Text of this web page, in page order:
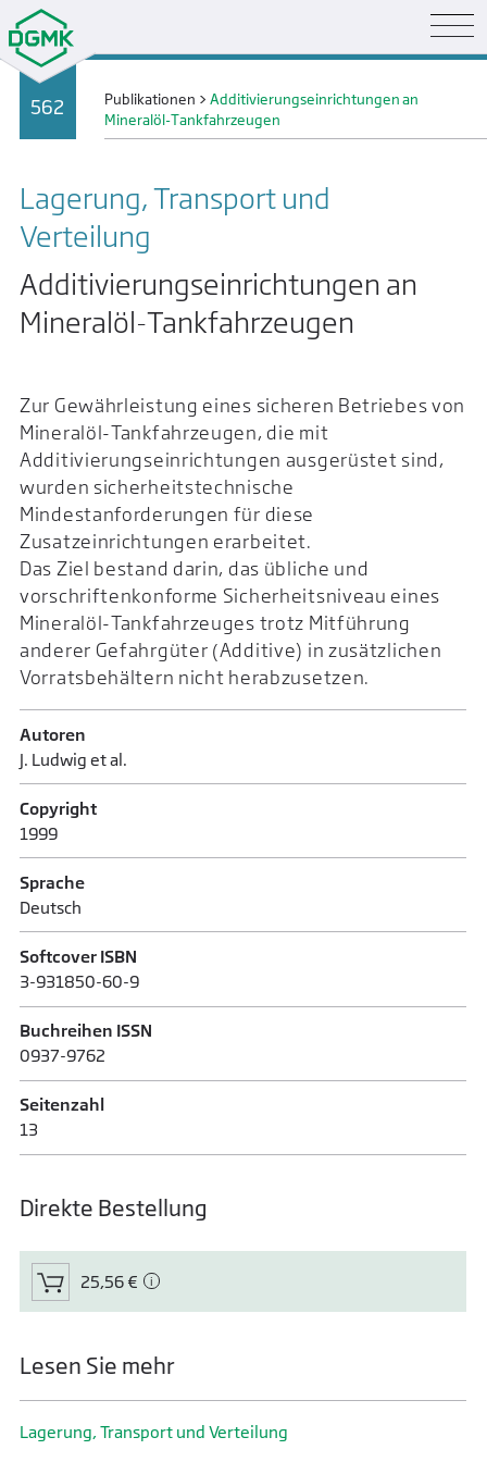
562 Publikationen >Additivierungseinrichtungen an
Mineralöl-Tankfahrzeugen
Lagerung, Transport und
Verteilung
Additivierungseinrichtungen an
Mineralöl-Tankfahrzeugen
Zur Gewährleistung eines sicheren Betriebes von
Mineralöl-Tankfahrzeugen, die mit
Additivierungseinrichtungen ausgerüstet sind,
wurden sicherheitstechnische
Mindestanforderungen für diese
Zusatzeinrichtungen erarbeitet.
Das Ziel bestand darin, das übliche und
vorschriftenkonforme Sicherheitsniveau eines
Mineralöl-Tankfahrzeuges trotz Mitführung
anderer Gefahrgüter (Additive) in zusätzlichen
Vorratsbehältern nicht herabzusetzen.
Autoren
J. Ludwig et al.
Copyright
1999
Sprache
Deutsch
Softcover ISBN
3-931850-60-9
Buchreihen ISSN
0937-9762
Seitenzahl
13
Direkte Bestellung
25,56 €
Lesen Sie mehr
Lagerung, Transport und Verteilung